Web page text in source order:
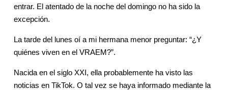
entrar. El atentado de la noche del domingo no ha sido la
excepción.
La tarde del lunes oí a mi hermana menor preguntar: “¿Y
quiénes viven en el VRAEM?”.
Nacida en el siglo XXI, ella probablemente ha visto las
noticias en TikTok. O tal vez se haya informado mediante la